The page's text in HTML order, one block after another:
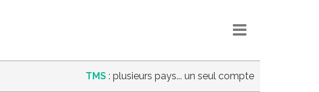
TMS : plusieurs pays... un seul compte